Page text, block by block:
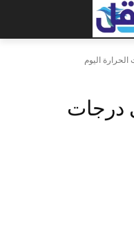
اليوم
درجات